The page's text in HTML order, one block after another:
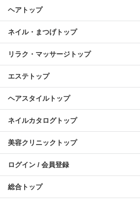
ヘアトップ
ネイル・まつげトップ
リラク・マッサージトップ
エステトップ
ヘアスタイルトップ
ネイルカタログトップ
美容クリニックトップ
ログイン / 会員登録
総合トップ